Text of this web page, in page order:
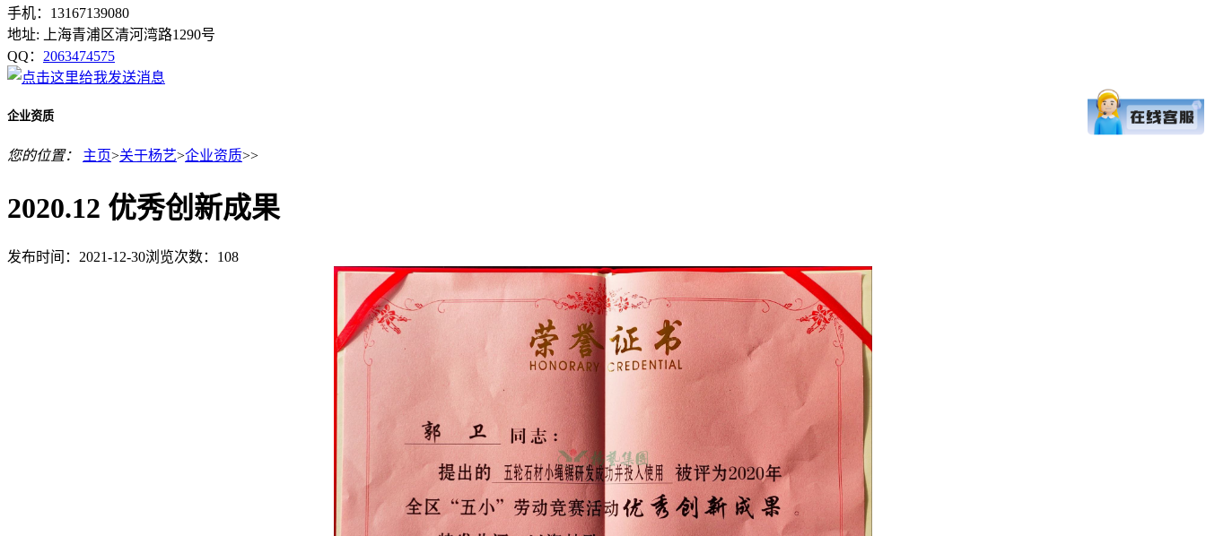
手机：13167139080
地址: 上海青浦区清河湾路1290号
QQ： 2063474575
企业资质
您的位置： 主页>关于杨艺>企业资质>>
2020.12 优秀创新成果
发布时间：2021-12-30浏览次数： 108